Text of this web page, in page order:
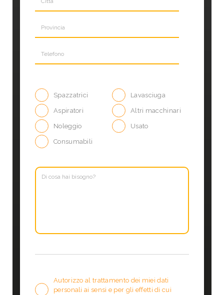
Spazzatrici Lavasciuga
Aspiratori Altri macchinari
Noleggio Usato
Consumabili
Autorizzo al trattamento dei miei dati
personali ai sensi e per gli effetti di cui